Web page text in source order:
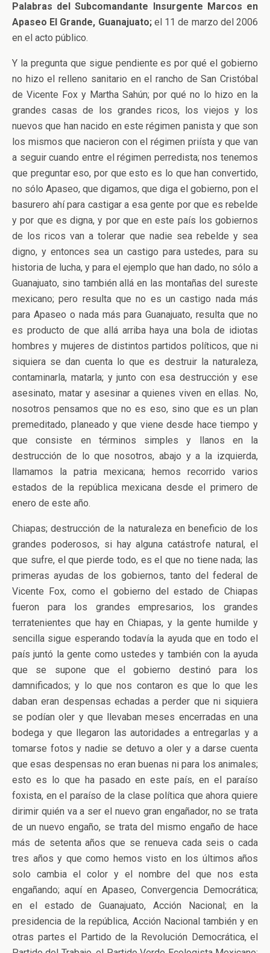
Palabras del Subcomandante Insurgente Marcos en
Apaseo El Grande, Guanajuato;el 11 de marzo del 2006
en el acto público.
Y la pregunta que sigue pendiente es por qué el gobierno
no hizo el relleno sanitario en el rancho de San Cristóbal
de Vicente Fox y Martha Sahún; por qué no lo hizo en la
grandes casas de los grandes ricos, los viejos y los
nuevos que han nacido en este régimen panista y que son
los mismos que nacieron con el régimen priísta y que van
a seguir cuando entre el régimen perredista; nos tenemos
que preguntar eso, por que esto es lo que han convertido,
no sólo Apaseo, que digamos, que diga el gobierno, pon el
basurero ahí para castigar a esa gente por que es rebelde
y por que es digna, y por que en este país los gobiernos
de los ricos van a tolerar que nadie sea rebelde y sea
digno, y entonces sea un castigo para ustedes, para su
historia de lucha, y para el ejemplo que han dado, no sólo a
Guanajuato, sino también allá en las montañas del sureste
mexicano; pero resulta que no es un castigo nada más
para Apaseo o nada más para Guanajuato, resulta que no
es producto de que allá arriba haya una bola de idiotas
hombres y mujeres de distintos partidos políticos, que ni
siquiera se dan cuenta lo que es destruir la naturaleza,
contaminarla, matarla; y junto con esa destrucción y ese
asesinato, matar y asesinar a quienes viven en ellas. No,
nosotros pensamos que no es eso, sino que es un plan
premeditado, planeado y que viene desde hace tiempo y
que consiste en términos simples y llanos en la
destrucción de lo que nosotros, abajo y a la izquierda,
llamamos la patria mexicana; hemos recorrido varios
estados de la república mexicana desde el primero de
enero de este año.
Chiapas; destrucción de la naturaleza en beneficio de los
grandes poderosos, si hay alguna catástrofe natural, el
que sufre, el que pierde todo, es el que no tiene nada; las
primeras ayudas de los gobiernos, tanto del federal de
Vicente Fox, como el gobierno del estado de Chiapas
fueron para los grandes empresarios, los grandes
terratenientes que hay en Chiapas, y la gente humilde y
sencilla sigue esperando todavía la ayuda que en todo el
país juntó la gente como ustedes y también con la ayuda
que se supone que el gobierno destinó para los
damnificados; y lo que nos contaron es que lo que les
daban eran despensas echadas a perder que ni siquiera
se podían oler y que llevaban meses encerradas en una
bodega y que llegaron las autoridades a entregarlas y a
tomarse fotos y nadie se detuvo a oler y a darse cuenta
que esas despensas no eran buenas ni para los animales;
esto es lo que ha pasado en este país, en el paraíso
foxista, en el paraíso de la clase política que ahora quiere
dirimir quién va a ser el nuevo gran engañador, no se trata
de un nuevo engaño, se trata del mismo engaño de hace
más de setenta años que se renueva cada seis o cada
tres años y que como hemos visto en los últimos años
solo cambia el color y el nombre del que nos esta
engañando; aquí en Apaseo, Convergencia Democrática;
en el estado de Guanajuato, Acción Nacional; en la
presidencia de la república, Acción Nacional también y en
otras partes el Partido de la Revolución Democrática, el